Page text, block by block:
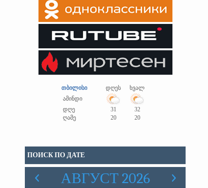
თბილისი დღეს
ხვალ
ამინდი
დღე
31
32
ღამე
20 20
ПОИСК ПО ДАТЕ
АВГУСТ 2026